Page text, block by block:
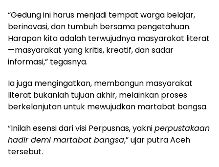
“Gedung ini harus menjadi tempat warga belajar,
berinovasi, dan tumbuh bersama pengetahuan.
Harapan kita adalah terwujudnya masyarakat literat
—masyarakat yang kritis, kreatif, dan sadar
informasi,” tegasnya.
Ia juga mengingatkan, membangun masyarakat
literat bukanlah tujuan akhir, melainkan proses
berkelanjutan untuk mewujudkan martabat bangsa.
“Inilah esensi dari visi Perpusnas, yakniperpustakaan
hadir demi martabat bangsa,” ujar putra Aceh
tersebut.